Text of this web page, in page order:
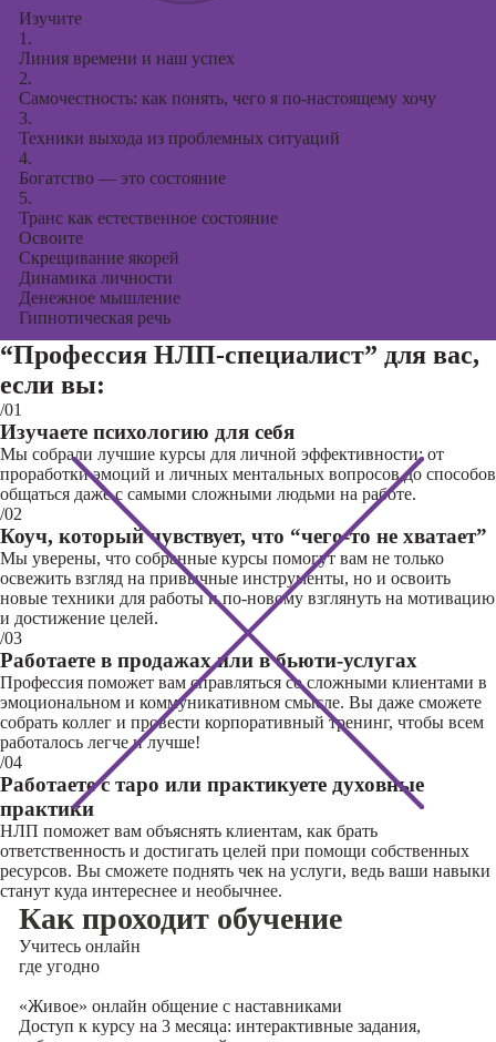
Изучите
1.
Линия времени и наш успех
2.
Самочестность: как понять, чего я по-настоящему хочу
3.
Техники выхода из проблемных ситуаций
4.
Богатство — это состояние
5.
Транс как естественное состояние
Освоите
Скрещивание якорей
Динамика личности
Денежное мышление
Гипнотическая речь
“Профессия НЛП-специалист” для вас,
если вы:
/01
Изучаете психологию для себя
Мы собрали лучшие курсы для личной эффективности: от
проработки эмоций и личных ментальных вопросов до способов
общаться даже с самыми сложными людьми на работе.
/02
Коуч, который чувствует, что “чего-то не хватает”
Мы уверены, что собранные курсы помогут вам не только
освежить взгляд на привычные инструменты, но и освоить
новые техники для работы и по-новому взглянуть на мотивацию
и достижение целей.
/03
Работаете в продажах или в бьюти-услугах
Профессия поможет вам справляться со сложными клиентами в
эмоциональном и коммуникативном смысле. Вы даже сможете
собрать коллег и провести корпоративный тренинг, чтобы всем
работалось легче и лучше!
/04
Работаете с таро или практикуете духовные
практики
НЛП поможет вам объяснять клиентам, как брать
ответственность и достигать целей при помощи собственных
ресурсов. Вы сможете поднять чек на услуги, ведь ваши навыки
станут куда интереснее и необычнее.
Как проходит обучение
Учитесь онлайн
где угодно
«Живое» онлайн общение с наставниками
Доступ к курсу на 3 месяца: интерактивные задания,